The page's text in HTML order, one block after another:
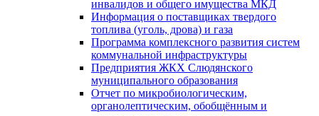
инвалидов и общего имущества МКД
Информация о поставщиках твердого
топлива (уголь, дрова) и газа
Программа комплексного развития систем
коммунальной инфраструктуры
Предприятия ЖКХ Слюдянского
муниципального образования
Отчет по микробиологическим,
органолептическим, обобщённым и